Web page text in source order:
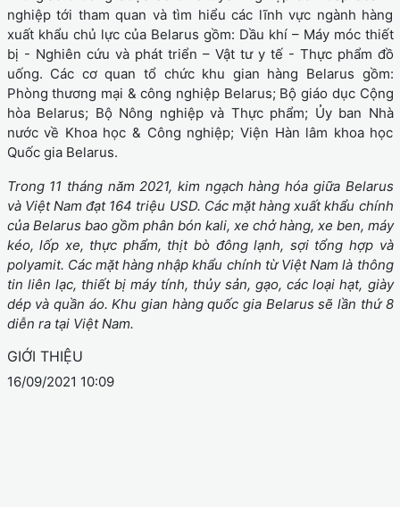
nghiệp tới tham quan và tìm hiểu các lĩnh vực ngành hàng
xuất khẩu chủ lực của Belarus gồm: Dầu khí – Máy móc thiết
bị - Nghiên cứu và phát triển – Vật tư y tế - Thực phẩm đồ
uống. Các cơ quan tổ chức khu gian hàng Belarus gồm:
Phòng thương mại & công nghiệp Belarus; Bộ giáo dục Cộng
hòa Belarus; Bộ Nông nghiệp và Thực phẩm; Ủy ban Nhà
nước về Khoa học & Công nghiệp; Viện Hàn lâm khoa học
Quốc gia Belarus.
Trong 11 tháng năm 2021, kim ngạch hàng hóa giữa Belarus
và Việt Nam đạt 164 triệu USD. Các mặt hàng xuất khẩu chính
của Belarus bao gồm phân bón kali, xe chở hàng, xe ben, máy
kéo, lốp xe, thực phẩm, thịt bò đông lạnh, sợi tổng hợp và
polyamit. Các mặt hàng nhập khẩu chính từ Việt Nam là thông
tin liên lạc, thiết bị máy tính, thủy sản, gạo, các loại hạt, giày
dép và quần áo. Khu gian hàng quốc gia Belarus sẽ lần thứ 8
diễn ra tại Việt Nam.
GIỚI THIỆU
16/09/2021 10:09